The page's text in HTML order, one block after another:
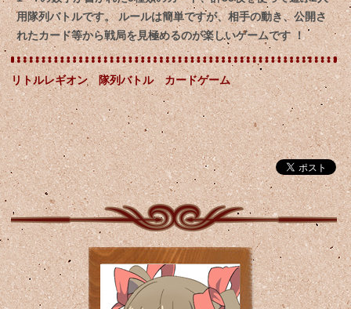
用隊列バトルです。 ルールは簡単ですが、相手の動き、公開さ
れたカード等から戦局を見極めるのが楽しいゲームです ！
リトルレギオン 隊列バトル カードゲーム